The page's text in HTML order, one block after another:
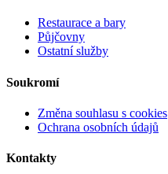
Restaurace a bary
Půjčovny
Ostatní služby
Soukromí
Změna souhlasu s cookies
Ochrana osobních údajů
Kontakty